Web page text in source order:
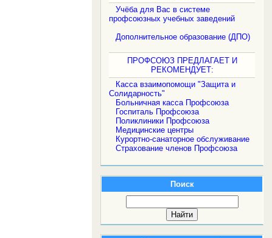
Учёба для Вас в системе
профсоюзных учебных заведений
Дополнительное образование (ДПО)
ПРОФСОЮЗ ПРЕДЛАГАЕТ И
РЕКОМЕНДУЕТ:
Касса взаимопомощи "Защита и
Солидарность"
Больничная касса Профсоюза
Госпиталь Профсоюза
Поликлиники Профсоюза
Медицинские центры
Курортно-санаторное обслуживание
Страхование членов Профсоюза
Поиск